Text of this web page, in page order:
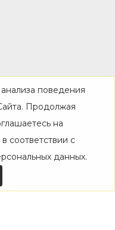
поведения
Продолжая
на
соответствии с
данных.